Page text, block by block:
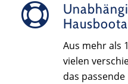
Aus mehr als
vielen
das